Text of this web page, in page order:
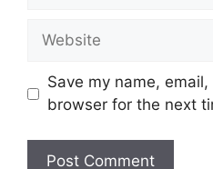
Website
Save my name,
browser for the next